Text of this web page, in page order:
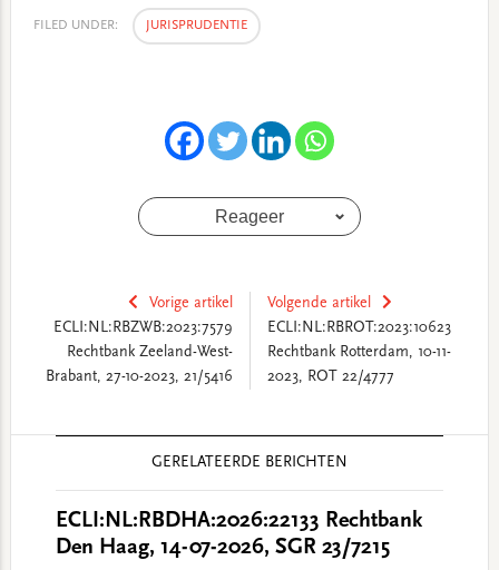
FILED UNDER: JURISPRUDENTIE
Reageer
Vorige artikel
ECLI:NL:RBZWB:2023:7579
Rechtbank Zeeland-West-
Brabant, 27-10-2023, 21/5416
Volgende artikel
ECLI:NL:RBROT:2023:10623
Rechtbank Rotterdam, 10-11-
2023, ROT 22/4777
GERELATEERDE BERICHTEN
ECLI:NL:RBDHA:2026:22133 Rechtbank
Den Haag, 14-07-2026, SGR 23/7215